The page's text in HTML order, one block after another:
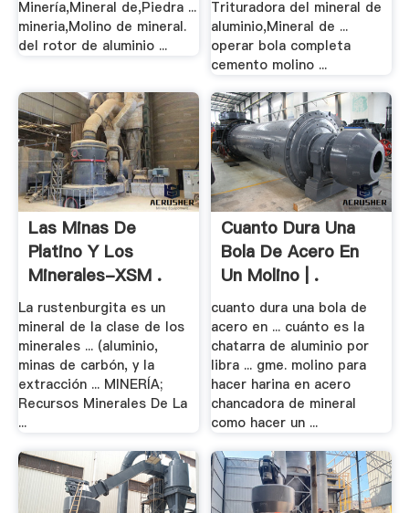
Minería,Mineral de,Piedra ...
mineria,Molino de mineral.
del rotor de aluminio ...
Trituradora del mineral de
aluminio,Mineral de ...
operar bola completa
cemento molino ...
Las Minas De
Platino Y Los
Minerales-XSM .
La rustenburgita es un
mineral de la clase de los
minerales ... (aluminio,
minas de carbón, y la
extracción ... MINERÍA;
Recursos Minerales De La
...
Cuanto Dura Una
Bola De Acero En
Un Molino | .
cuanto dura una bola de
acero en ... cuánto es la
chatarra de aluminio por
libra ... gme. molino para
hacer harina en acero
chancadora de mineral
como hacer un ...